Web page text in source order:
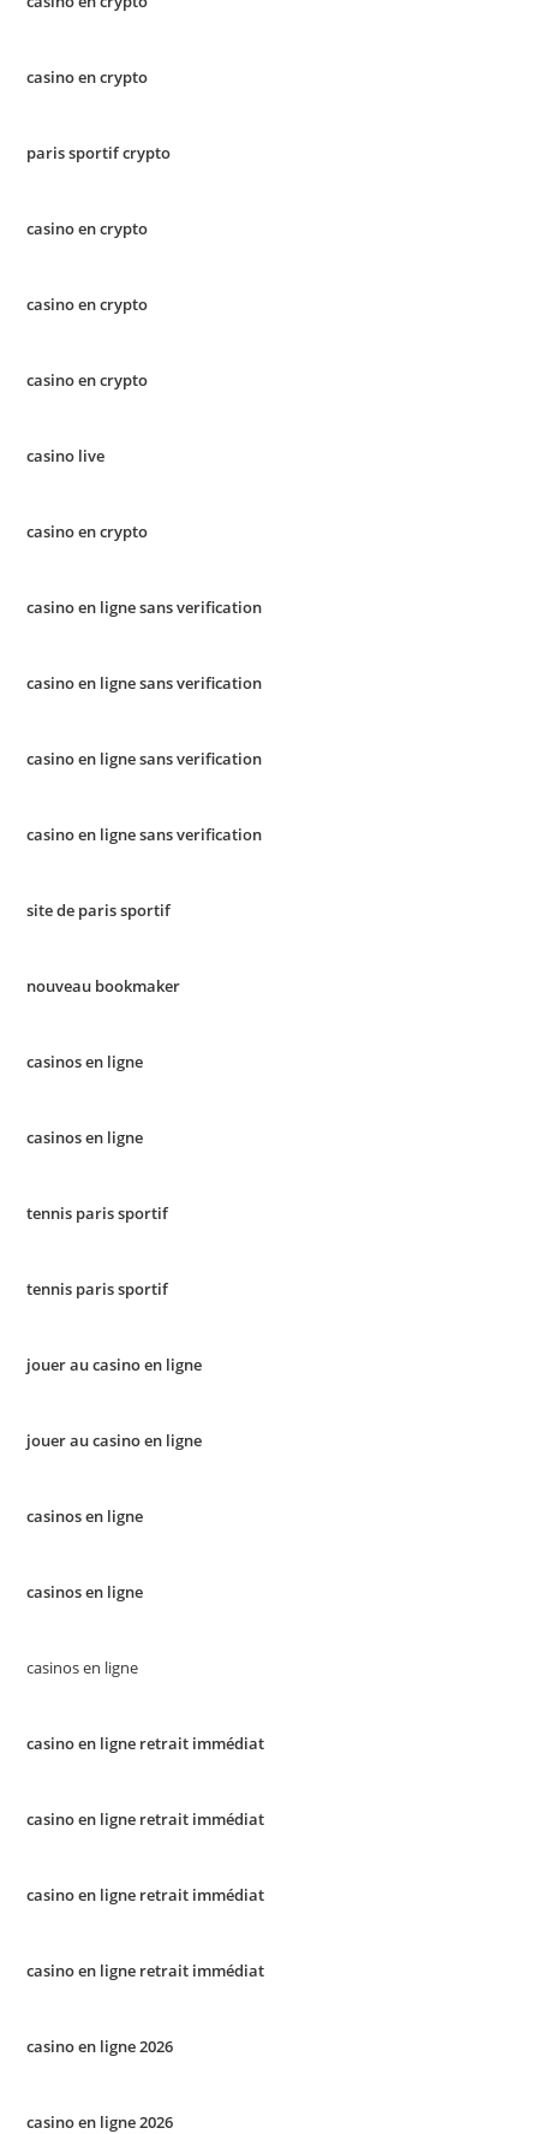
casino en crypto
paris sportif crypto
casino en crypto
casino en crypto
casino en crypto
casino live
casino en crypto
casino en ligne sans verification
casino en ligne sans verification
casino en ligne sans verification
casino en ligne sans verification
site de paris sportif
nouveau bookmaker
casinos en ligne
casinos en ligne
tennis paris sportif
tennis paris sportif
jouer au casino en ligne
jouer au casino en ligne
casinos en ligne
casinos en ligne
casinos en ligne
casino en ligne retrait immédiat
casino en ligne retrait immédiat
casino en ligne retrait immédiat
casino en ligne retrait immédiat
casino en ligne 2026
casino en ligne 2026